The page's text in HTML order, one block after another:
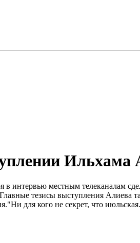
Ильхама
в интервью местным телеканалам
тезисы выступления
для кого не секрет, что